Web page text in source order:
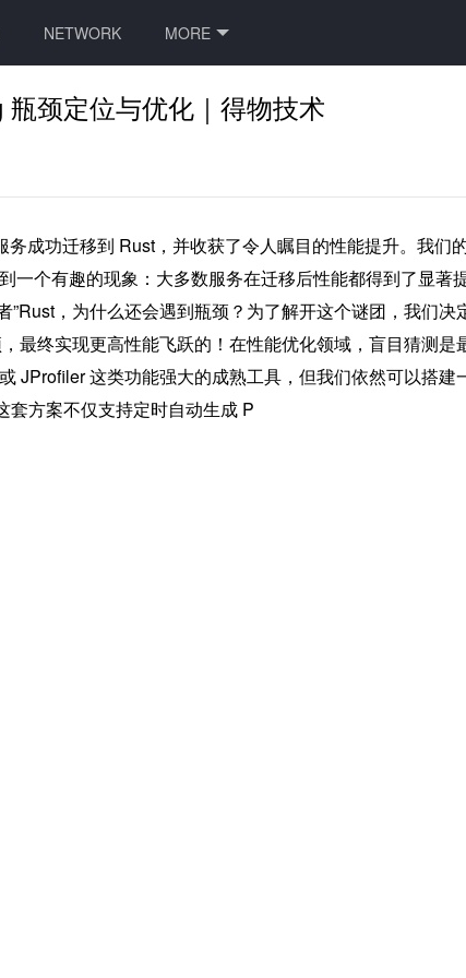
NETWORK MORE
瓶颈定位与优化｜得物技术
成功迁移到 Rust，并收获了令人瞩目的性能提升。我
个有趣的现象：大多数服务在迁移后性能都得到了显
，为什么还会遇到瓶颈？为了解开这个谜团，我们
最终实现更高性能飞跃的！在性能优化领域，盲目猜测
JProfiler 这类功能强大的成熟工具，但我们依然可以搭
套方案不仅支持定时自动生成 P